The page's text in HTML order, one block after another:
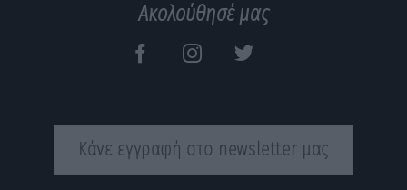
Ακολούθησέ μας
Κάνε εγγραφή στο newsletter μας